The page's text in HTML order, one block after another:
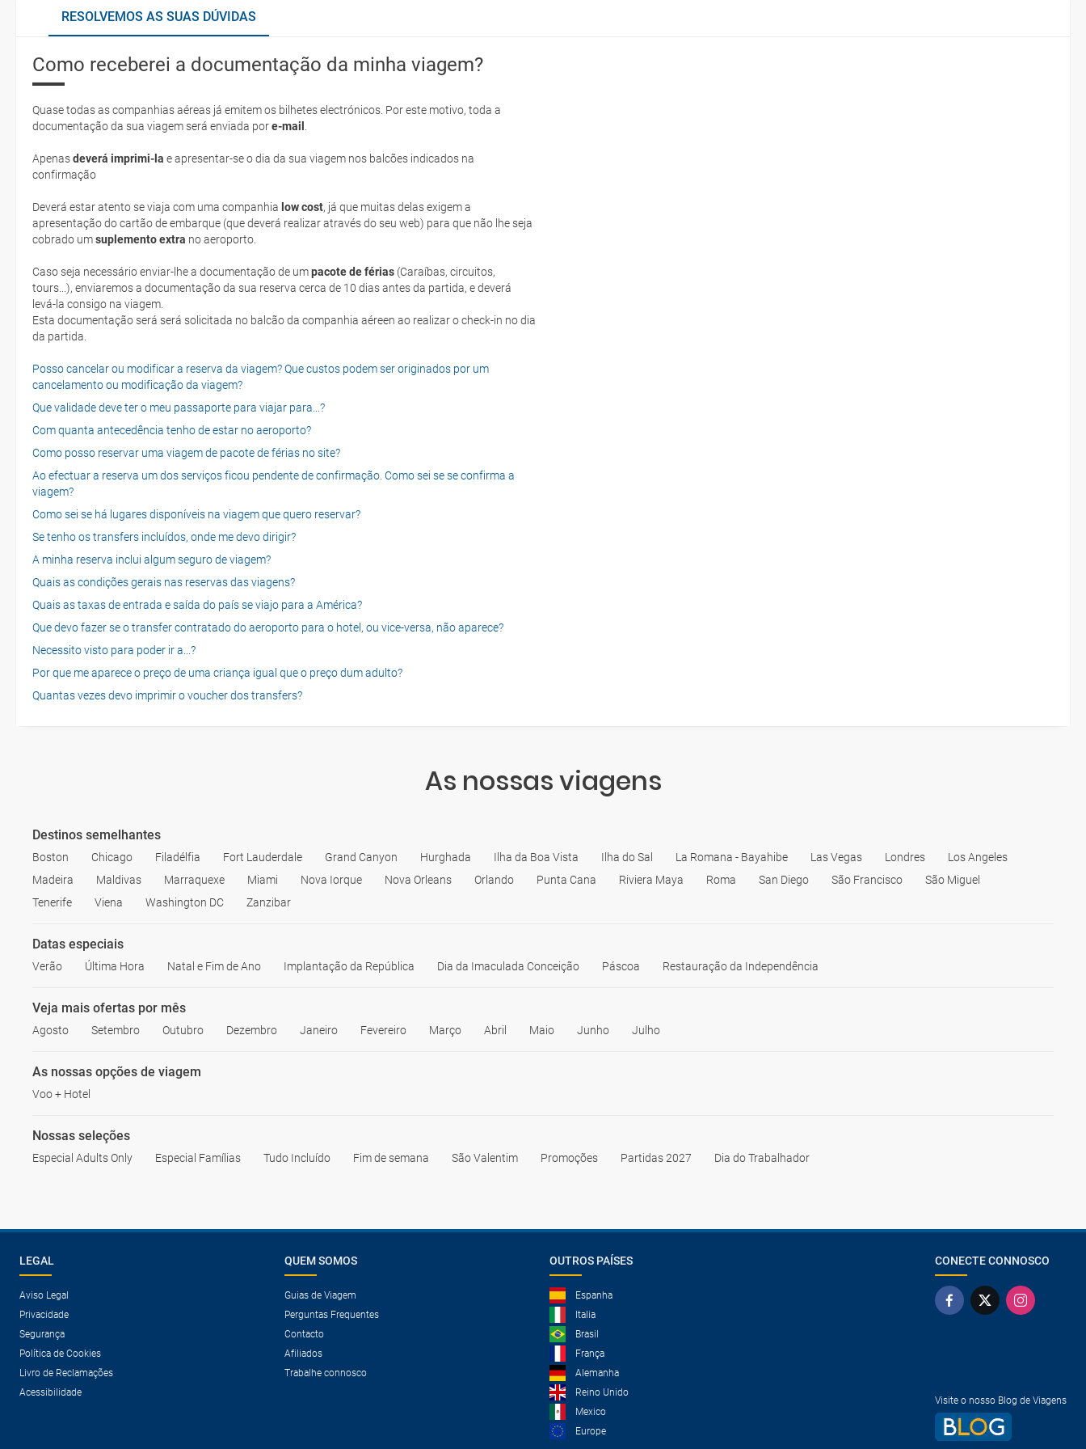
RESOLVEMOS AS SUAS DÚVIDAS
Como receberei a documentação da minha viagem?
Quase todas as companhias aéreas já emitem os bilhetes electrónicos. Por este motivo, toda a
documentação da sua viagem será enviada pore-mail
Apenasdeverá imprimi-la e apresentar-se o dia da sua viagem nos balcões indicados na
confirmação
Deverá estar atento se viaja com uma companhia low cost, já que muitas delas exigem a
apresentação do cartão de embarque (que deverá realizar através do seu web) para que não lhe seja
cobrado umsuplemento extra no aeroporto.
Caso seja necessário enviar-lhe a documentação de umpacote de férias (Caraíbas, circuitos,
tours...), enviaremos a documentação da sua reserva cerca de 10 dias antes da partida, e deverá
levá-la consigo na viagem.
Esta documentação será será solicitada no balcão da companhia aéreen ao realizar o check-in no dia
da partida.
Posso cancelar ou modificar a reserva da viagem? Que custos podem ser originados por um
cancelamento ou modificação da viagem?
Que validade deve ter o meu passaporte para viajar para...?
Com quanta antecedência tenho de estar no aeroporto?
Como posso reservar uma viagem de pacote de férias no site?
Ao efectuar a reserva um dos serviços ficou pendente de confirmação. Como sei se se confirma a
viagem?
Como sei se há lugares disponíveis na viagem que quero reservar?
Se tenho os transfers incluídos, onde me devo dirigir?
A minha reserva inclui algum seguro de viagem?
Quais as condições gerais nas reservas das viagens?
Quais as taxas de entrada e saída do país se viajo para a América?
Que devo fazer se o transfer contratado do aeroporto para o hotel, ou vice-versa, não aparece?
Necessito visto para poder ir a...?
Por que me aparece o preço de uma criança igual que o preço dum adulto?
Quantas vezes devo imprimir o voucher dos transfers?
As nossas viagens
Destinos semelhantes
Boston Chicago Filadélfia Fort Lauderdale Grand Canyon Hurghada Ilha da Boa Vista Ilha do Sal La Romana - Bayahibe Las Vegas Londres
Los Angeles
Madeira
Maldivas Marraquexe Miami Nova Iorque Nova Orleans Orlando Punta Cana Riviera Maya Roma San Diego São Francisco
São Miguel
Tenerife
Viena Washington DC Zanzibar
Datas especiais
Verão Última Hora Natal e Fim de Ano Implantação da República Dia da Imaculada Conceição Páscoa Restauração da Independência
Veja mais ofertas por mês
Agosto Setembro Outubro Dezembro Janeiro Fevereiro Março Abril Maio Junho Julho
As nossas opções de viagem
Voo + Hotel
Nossas seleções
Especial Adults Only Especial Famílias Tudo Incluído Fim de semana São Valentim Promoções Partidas 2027 Dia do Trabalhador
LEGAL
Aviso Legal
Privacidade
Segurança
Política de Cookies
Livro de Reclamações
Acessibilidade
QUEM SOMOS
Guias de Viagem
Perguntas Frequentes
Contacto
Afiliados
Trabalhe connosco
OUTROS PAÍSES
Espanha
Italia
Brasil
França
Alemanha
Reino Unido
Mexico
Europe
CONECTE CONNOSCO
Visite o nosso Blog de Viagens